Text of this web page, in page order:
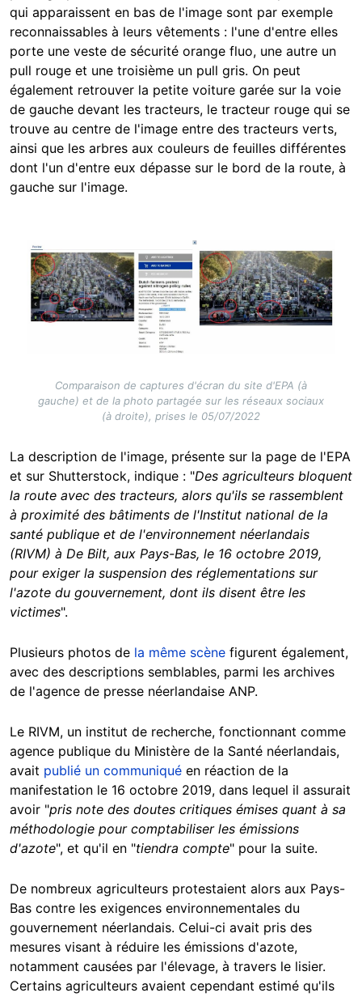
qui apparaissent en bas de l'image sont par exemple
reconnaissables à leurs vêtements : l'une d'entre elles
porte une veste de sécurité orange fluo, une autre un
pull rouge et une troisième un pull gris. On peut
également retrouver la petite voiture garée sur la voie
de gauche devant les tracteurs, le tracteur rouge qui se
trouve au centre de l'image entre des tracteurs verts,
ainsi que les arbres aux couleurs de feuilles différentes
dont l'un d'entre eux dépasse sur le bord de la route, à
gauche sur l'image.
Image
Comparaison de captures d'écran du site d'EPA (à
gauche) et de la photo partagée sur les réseaux sociaux
(à droite), prises le 05/07/2022
La description de l'image, présente sur la page de l'EPA
et sur Shutterstock, indique : "Des agriculteurs bloquent
la route avec des tracteurs, alors qu'ils se rassemblent
à proximité des bâtiments de l'Institut national de la
santé publique et de l'environnement néerlandais
(RIVM) à De Bilt, aux Pays-Bas, le 16 octobre 2019,
pour exiger la suspension des réglementations sur
l'azote du gouvernement, dont ils disent être les
victimes".
Plusieurs photos de la même scène figurent également,
avec des descriptions semblables, parmi les archives
de l'agence de presse néerlandaise ANP.
Le RIVM, un institut de recherche, fonctionnant comme
agence publique du Ministère de la Santé néerlandais,
avait publié un communiqué en réaction de la
manifestation le 16 octobre 2019, dans lequel il assurait
avoir "pris note des doutes critiques émises quant à sa
méthodologie pour comptabiliser les émissions
d'azote", et qu'il en "tiendra compte" pour la suite.
De nombreux agriculteurs protestaient alors aux Pays-
Bas contre les exigences environnementales du
gouvernement néerlandais. Celui-ci avait pris des
mesures visant à réduire les émissions d'azote,
notamment causées par l'élevage, à travers le lisier.
Certains agriculteurs avaient cependant estimé qu'ils